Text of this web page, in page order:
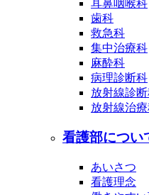
耳鼻咽喉科
歯科
救急科
集中治療科
麻酔科
病理診断科
放射線診
放射線治
看護部につい
あいさつ
看護理念